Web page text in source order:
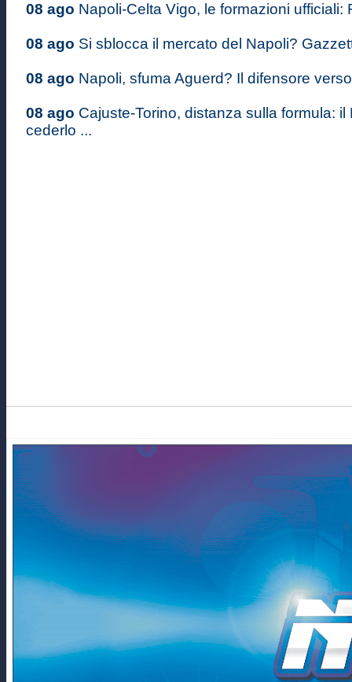
08 ago Napoli-Celta Vigo, le formazioni ufficiali:
08 ago Si sblocca il mercato del Napoli?
08 ago Napoli, sfuma Aguerd? Il difensore
08 ago Cajuste-Torino, distanza sulla formula: il
cederlo ...